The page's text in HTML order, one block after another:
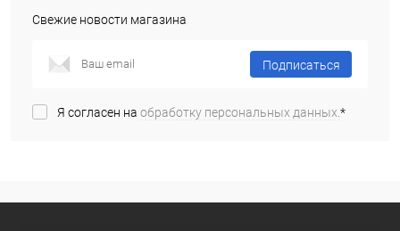
Свежие новости магазина
Подписаться
Я согласен на обработку персональных данных.*